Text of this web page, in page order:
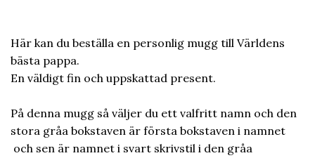
Här kan du beställa en personlig mugg till Världens
bästa pappa.
En väldigt fin och uppskattad present.
På denna mugg så väljer du ett valfritt namn och den
stora gråa bokstaven är första bokstaven i namnet
och sen är namnet i svart skrivstil i den gråa